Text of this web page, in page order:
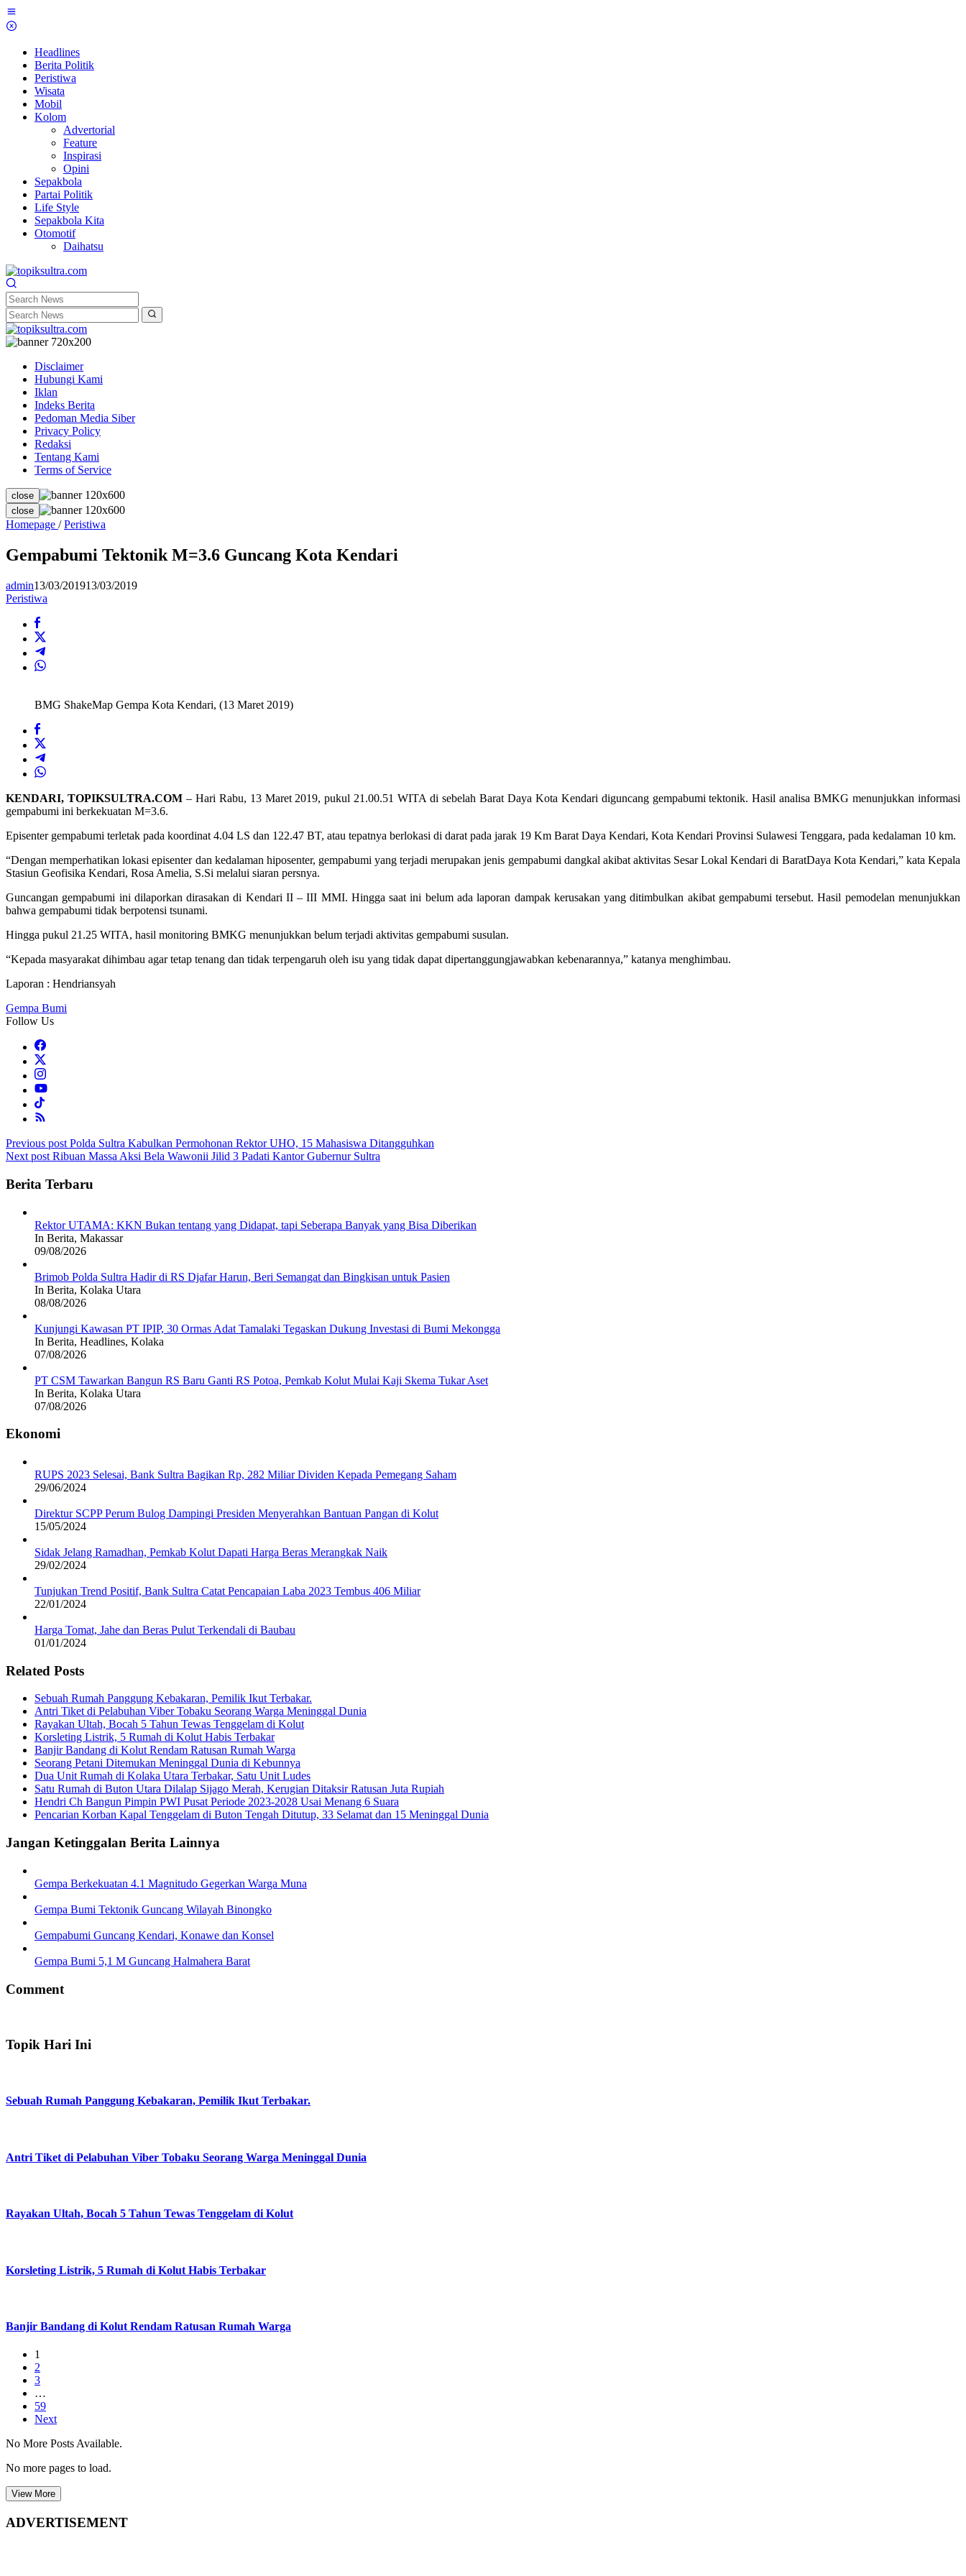
Skip
to
Headlines
Berita Politik
Peristiwa
Wisata
Mobil
Kolom
Advertorial
Feature
Inspirasi
Opini
Sepakbola
Partai Politik
Life Style
Sepakbola Kita
Otomotif
Daihatsu
Disclaimer
Hubungi Kami
Iklan
Indeks Berita
Pedoman Media Siber
Privacy Policy
Redaksi
Tentang Kami
Terms of Service
close
close
Homepage / Peristiwa
M=3.6
Guncang
Kendari
Gempabumi Tektonik M=3.6 Guncang Kota Kendari
admin13/03/201913/03/2019
Peristiwa
BMG ShakeMap Gempa Kota Kendari, (13 Maret 2019)
KENDARI, TOPIKSULTRA.COM– Hari Rabu, 13 Maret 2019, pukul 21.00.51 WITA di sebelah Barat Daya Kota Kendari diguncang gempabumi tektonik. Hasil analisa BMKG menunjukkan informasi
gempabumi ini berkekuatan M=3.6.
Episenter gempabumi terletak pada koordinat 4.04 LS dan 122.47 BT, atau tepatnya berlokasi di darat pada jarak 19 Km Barat Daya Kendari, Kota Kendari Provinsi Sulawesi Tenggara, pada kedalaman 10 km.
“Dengan memperhatikan lokasi episenter dan kedalaman hiposenter, gempabumi yang terjadi merupakan jenis gempabumi dangkal akibat aktivitas Sesar Lokal Kendari di BaratDaya Kota Kendari,” kata Kepala
Stasiun Geofisika Kendari, Rosa Amelia, S.Si melalui siaran persnya.
Guncangan gempabumi ini dilaporkan dirasakan di Kendari II – III MMI. Hingga saat ini belum ada laporan dampak kerusakan yang ditimbulkan akibat gempabumi tersebut. Hasil pemodelan menunjukkan
bahwa gempabumi tidak berpotensi tsunami.
Hingga pukul 21.25 WITA, hasil monitoring BMKG menunjukkan belum terjadi aktivitas gempabumi susulan.
“Kepada masyarakat dihimbau agar tetap tenang dan tidak terpengaruh oleh isu yang tidak dapat dipertanggungjawabkan kebenarannya,” katanya menghimbau.
Laporan : Hendriansyah
Gempa Bumi
Follow Us
Post
navigation
Previous post Polda Sultra Kabulkan Permohonan Rektor UHO, 15 Mahasiswa Ditangguhkan
Next post Ribuan Massa Aksi Bela Wawonii Jilid 3 Padati Kantor Gubernur Sultra
Berita Terbaru
Rektor UTAMA: KKN Bukan tentang yang Didapat, tapi Seberapa Banyak yang Bisa Diberikan
In Berita, Makassar
09/08/2026
Brimob Polda Sultra Hadir di RS Djafar Harun, Beri Semangat dan Bingkisan untuk Pasien
In Berita, Kolaka Utara
08/08/2026
Kunjungi Kawasan PT IPIP, 30 Ormas Adat Tamalaki Tegaskan Dukung Investasi di Bumi Mekongga
In Berita, Headlines, Kolaka
07/08/2026
PT CSM Tawarkan Bangun RS Baru Ganti RS Potoa, Pemkab Kolut Mulai Kaji Skema Tukar Aset
In Berita, Kolaka Utara
07/08/2026
Ekonomi
RUPS 2023 Selesai, Bank Sultra Bagikan Rp, 282 Miliar Dividen Kepada Pemegang Saham
29/06/2024
Direktur SCPP Perum Bulog Dampingi Presiden Menyerahkan Bantuan Pangan di Kolut
15/05/2024
Sidak Jelang Ramadhan, Pemkab Kolut Dapati Harga Beras Merangkak Naik
29/02/2024
Tunjukan Trend Positif, Bank Sultra Catat Pencapaian Laba 2023 Tembus 406 Miliar
22/01/2024
Harga Tomat, Jahe dan Beras Pulut Terkendali di Baubau
01/01/2024
Related Posts
Sebuah Rumah Panggung Kebakaran, Pemilik Ikut Terbakar.
Antri Tiket di Pelabuhan Viber Tobaku Seorang Warga Meninggal Dunia
Rayakan Ultah, Bocah 5 Tahun Tewas Tenggelam di Kolut
Korsleting Listrik, 5 Rumah di Kolut Habis Terbakar
Banjir Bandang di Kolut Rendam Ratusan Rumah Warga
Seorang Petani Ditemukan Meninggal Dunia di Kebunnya
Dua Unit Rumah di Kolaka Utara Terbakar, Satu Unit Ludes
Satu Rumah di Buton Utara Dilalap Sijago Merah, Kerugian Ditaksir Ratusan Juta Rupiah
Hendri Ch Bangun Pimpin PWI Pusat Periode 2023-2028 Usai Menang 6 Suara
Pencarian Korban Kapal Tenggelam di Buton Tengah Ditutup, 33 Selamat dan 15 Meninggal Dunia
Jangan Ketinggalan Berita Lainnya
Gempa Berkekuatan 4.1 Magnitudo Gegerkan Warga Muna
Gempa Bumi Tektonik Guncang Wilayah Binongko
Gempabumi Guncang Kendari, Konawe dan Konsel
Gempa Bumi 5,1 M Guncang Halmahera Barat
Comment
Topik Hari Ini
Sebuah Rumah Panggung Kebakaran, Pemilik Ikut Terbakar.
Antri Tiket di Pelabuhan Viber Tobaku Seorang Warga Meninggal Dunia
Rayakan Ultah, Bocah 5 Tahun Tewas Tenggelam di Kolut
Korsleting Listrik, 5 Rumah di Kolut Habis Terbakar
Banjir Bandang di Kolut Rendam Ratusan Rumah Warga
1
2
3
…
59
Next
No More Posts Available.
No more pages to load.
View More
ADVERTISEMENT